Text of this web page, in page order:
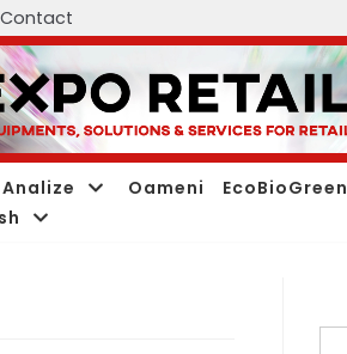
Contact
Analize Oameni EcoBioGreen